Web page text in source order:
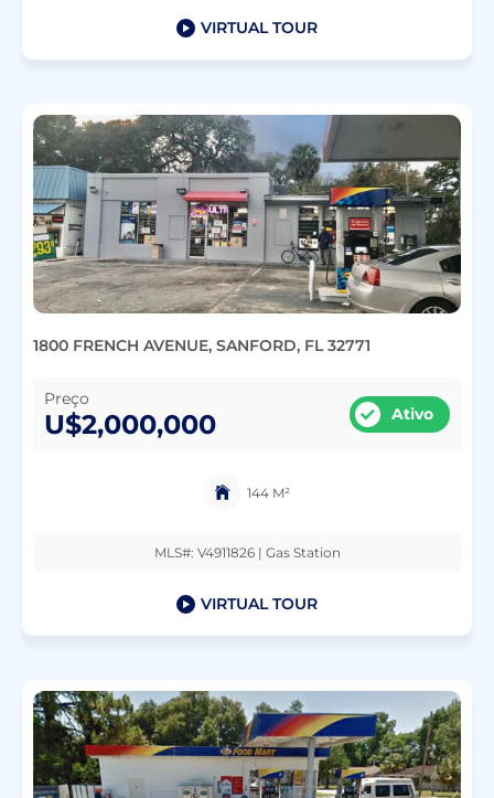
VIRTUAL TOUR
1800 FRENCH AVENUE, SANFORD, FL 32771
Preço
U$2,000,000 Ativo
144 M²
MLS#: V4911826 | Gas Station
VIRTUAL TOUR